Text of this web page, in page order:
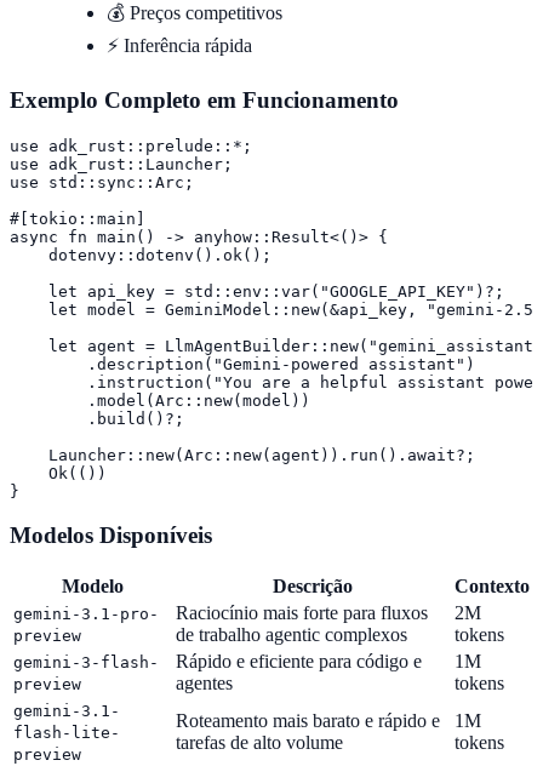
💰 Preços competitivos
⚡ Inferência rápida
Exemplo Completo em Funcionamento
use adk_rust::prelude::*;
use adk_rust::Launcher;
use std::sync::Arc;
#[tokio::main]
async fn main() -> anyhow::Result<()> {
    dotenvy::dotenv().ok();
    let api_key = std::env::var("GOOGLE_API_KEY")?;
let model = GeminiModel::new(&api_key, "gemini-
let agent =
        .description("Gemini-powered assistant")
.instruction("You are a helpful assistant
        .model(Arc::new(model))
        .build()?;
    Launcher::new(Arc::new(agent)).run().await?;
    Ok(())
}
Modelos Disponíveis
Modelo Descrição Contexto
gemini-3.1-pro-
preview
Raciocínio mais forte para fluxos
de trabalho agentic complexos
2M
tokens
gemini-3-flash-
preview
Rápido e eficiente para código e
agentes
1M
tokens
gemini-3.1-
flash-lite-
preview
Roteamento mais barato e rápido e
tarefas de alto volume
1M
tokens